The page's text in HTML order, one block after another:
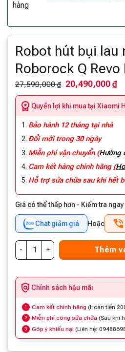
hàng
Robot hút bụi lau
Roborock Q
27,590,000 ₫ 20,490,000 ₫
Quyền lợi khi mua tại Xiaomi
Bảo hành 12 tháng tại nhà
Đổi mới trong 30 ngày
Miễn phí vận chuyển (Hướng
Cam kết hàng chính hãng (
Hỗ trợ sửa chữa sau khi hết
Giá có thể thấp hơn - Kiểm tra ngay
Chat giảm giá Hoặc
Thêm
Chính sách hậu mãi
1 Cam kết chính hãng (Hoàn tiền
2 Miễn phí công sửa chữa (Sau khi
3 Góp ý khiếu nại (Liên hệ: